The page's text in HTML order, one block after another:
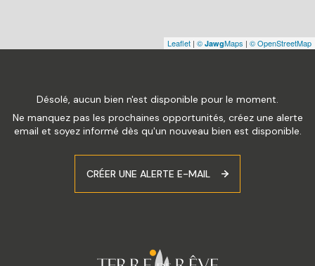
Leaflet | © JawgMaps | © OpenStreetMap
Désolé, aucun bien n'est disponible pour le moment.
Ne manquez pas les prochaines opportunités, créez une alerte
email et soyez informé dès qu'un nouveau bien est disponible.
CRÉER UNE ALERTE E-MAIL